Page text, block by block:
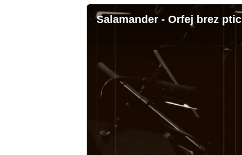
Salamander - Orfej brez ptic